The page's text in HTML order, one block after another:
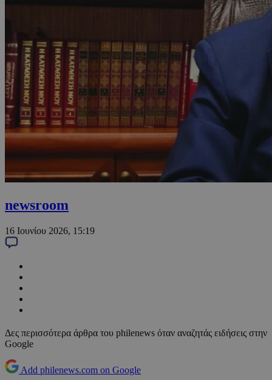
newsroom
16 Ιουνίου 2026, 15:19
Δες περισσότερα άρθρα του philenews όταν αναζητάς ειδήσεις στην
Google
Add philenews.com on Google